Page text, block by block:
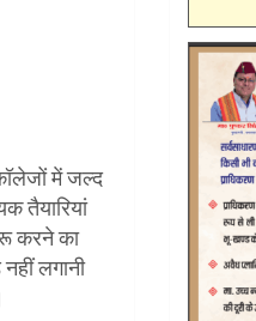
में जल्द
तैयारियां
करने का
लगानी